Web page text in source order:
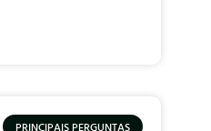
PRINCIPAIS PERGUNTAS